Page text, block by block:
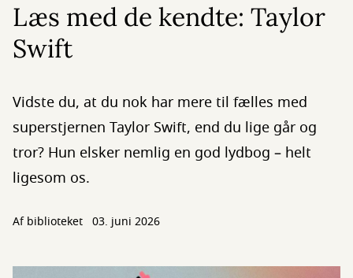
Læs med de kendte: Taylor
Swift
Vidste du, at du nok har mere til fælles med
superstjernen Taylor Swift, end du lige går og
tror? Hun elsker nemlig en god lydbog – helt
ligesom os.
Af biblioteket 03. juni 2026